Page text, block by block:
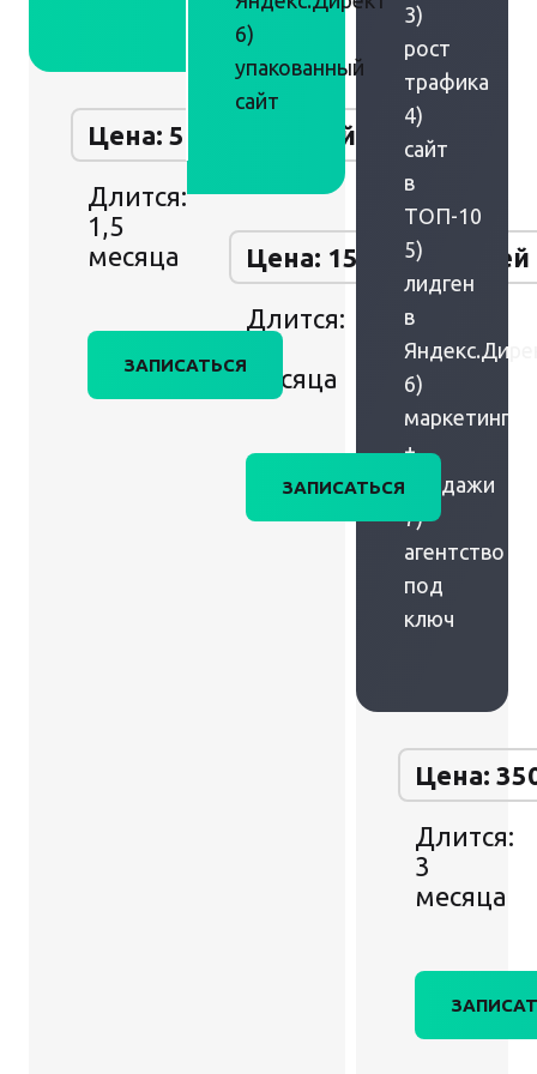
Цена: 50 000 рублей
Длится:
1,5
месяца
ЗАПИСАТЬСЯ
6)
упакованный
сайт
Цена: 150 000 рублей
Длится:
месяца
ЗАПИСАТЬСЯ
3)
рост
трафика
4)
сайт
в
ТОП-10
5)
лидген
в
6)
маркетинг
+
продажи
7)
агентство
под
ключ
Цена:
Длится:
3
месяца